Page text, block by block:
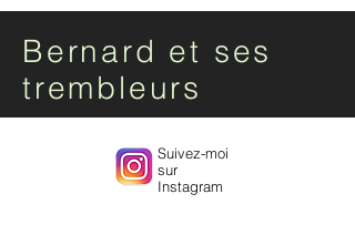
Bernard et ses
trembleurs
Suivez-moi
sur
Instagram